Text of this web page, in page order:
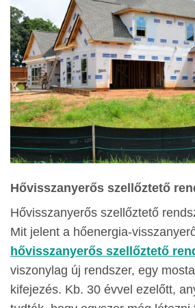
Hővisszanyerős szellőztető
Hővisszanyerős szellőztető
Mit jelent a hőenergia-
hővisszanyerős szellőztető
viszonylag új rendszer, egy
kifejezés. Kb. 30 évvel ezelőtt,